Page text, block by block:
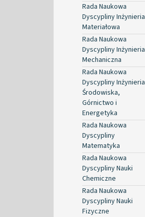
Rada Naukowa
Dyscypliny Inżynieria
Materiałowa
Rada Naukowa
Dyscypliny Inżynieria
Mechaniczna
Rada Naukowa
Dyscypliny Inżynieria
Środowiska,
Górnictwo i
Energetyka
Rada Naukowa
Dyscypliny
Matematyka
Rada Naukowa
Dyscypliny Nauki
Chemiczne
Rada Naukowa
Dyscypliny Nauki
Fizyczne